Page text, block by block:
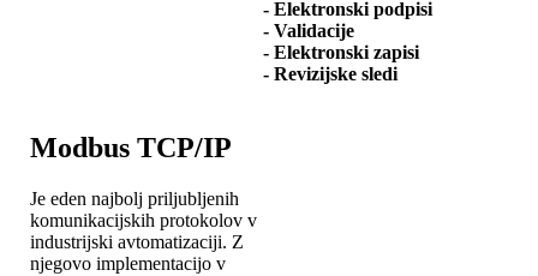
- Elektronski podpisi
- Validacije
- Elektronski zapisi
- Revizijske sledi
Modbus TCP/IP
Je eden najbolj priljubljenih
komunikacijskih protokolov v
industrijski avtomatizaciji. Z
njegovo implementacijo v